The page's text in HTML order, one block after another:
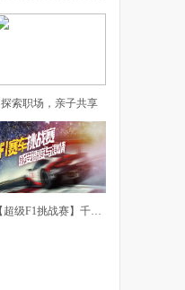
探索职场，亲子共享
【超级F1挑战赛】千橡团建体验课